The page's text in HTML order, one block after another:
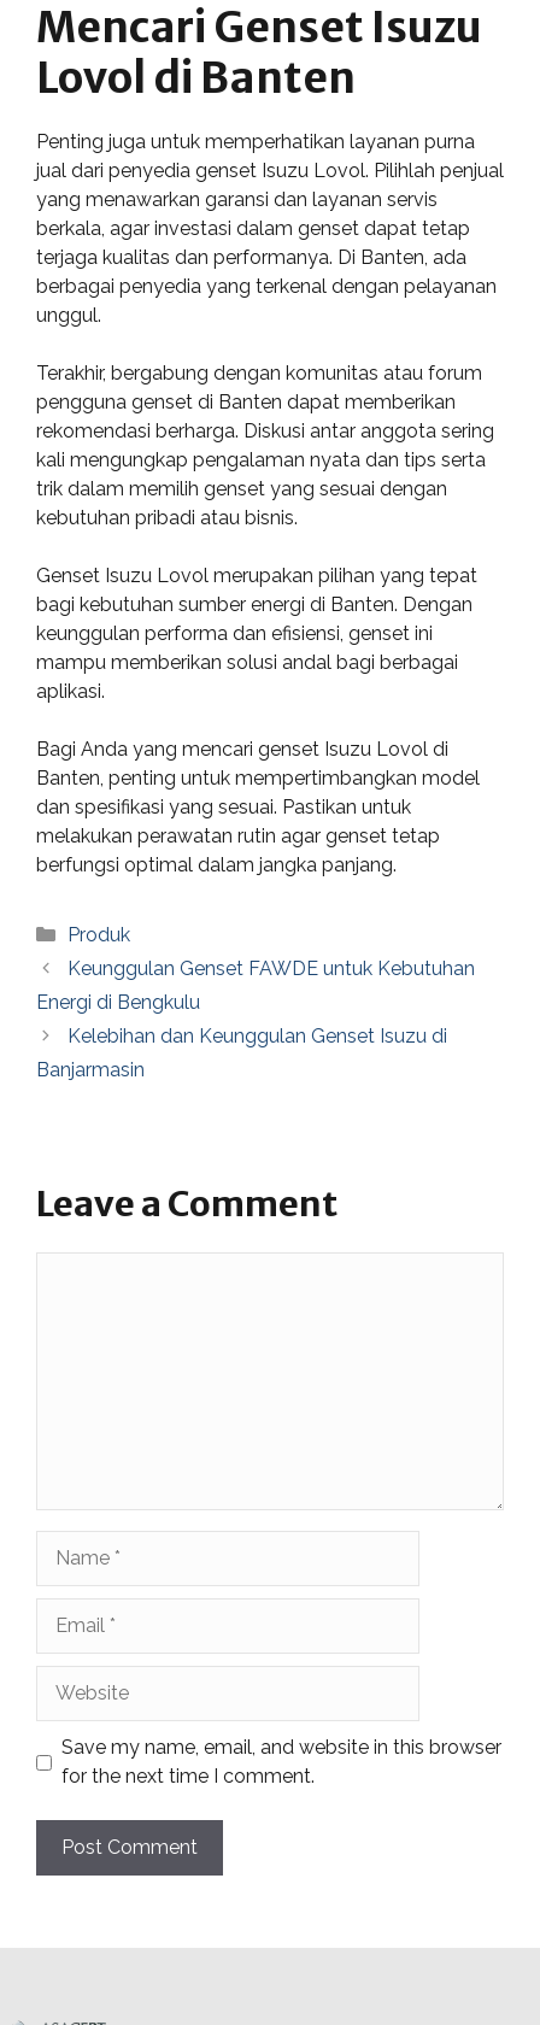
Mencari Genset Isuzu
Lovol di Banten
Penting juga untuk memperhatikan layanan purna
jual dari penyedia genset Isuzu Lovol. Pilihlah penjual
yang menawarkan garansi dan layanan servis
berkala, agar investasi dalam genset dapat tetap
terjaga kualitas dan performanya. Di Banten, ada
berbagai penyedia yang terkenal dengan pelayanan
unggul.
Terakhir, bergabung dengan komunitas atau forum
pengguna genset di Banten dapat memberikan
rekomendasi berharga. Diskusi antar anggota sering
kali mengungkap pengalaman nyata dan tips serta
trik dalam memilih genset yang sesuai dengan
kebutuhan pribadi atau bisnis.
Genset Isuzu Lovol merupakan pilihan yang tepat
bagi kebutuhan sumber energi di Banten. Dengan
keunggulan performa dan efisiensi, genset ini
mampu memberikan solusi andal bagi berbagai
aplikasi.
Bagi Anda yang mencari genset Isuzu Lovol di
Banten, penting untuk mempertimbangkan model
dan spesifikasi yang sesuai. Pastikan untuk
melakukan perawatan rutin agar genset tetap
berfungsi optimal dalam jangka panjang.
Categories
Produk
Keunggulan Genset FAWDE untuk Kebutuhan
Energi di Bengkulu
Kelebihan dan Keunggulan Genset Isuzu di
Banjarmasin
Leave a Comment
Save my name, email, and website in this browser
for the next time I comment.